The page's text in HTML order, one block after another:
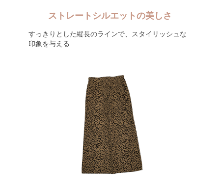
ストレートシルエットの美しさ
すっきりとした縦長のラインで、スタイリッシュな
印象を与える